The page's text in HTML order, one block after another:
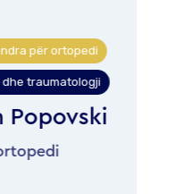
për ortopedi
dhe traumatologji
Popovski